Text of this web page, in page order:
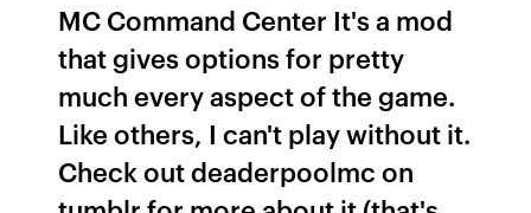
MC Command Center It's a mod
that gives options for pretty
much every aspect of the game.
Like others, I can't play without it.
Check out deaderpoolmc on